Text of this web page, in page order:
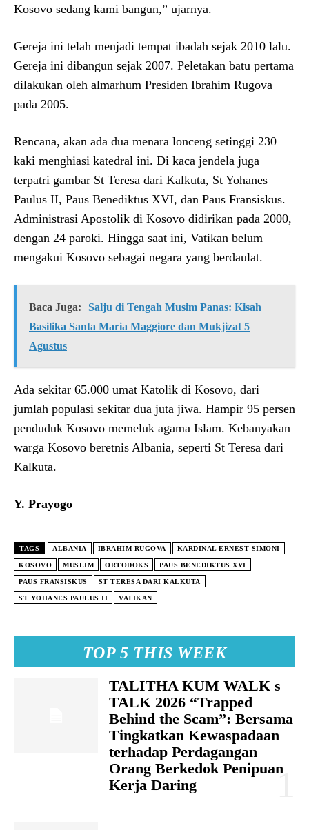
TOP 5 THIS WEEK
TALITHA KUM WALK s
TALK 2026 “Trapped
Behind the Scam”: Bersama
Tingkatkan Kewaspadaan
terhadap Perdagangan
Orang Berkedok Penipuan
Kerja Daring
Kosovo sedang kami bangun,” ujarnya.
Gereja ini telah menjadi tempat ibadah sejak 2010 lalu.
Gereja ini dibangun sejak 2007. Peletakan batu pertama
dilakukan oleh almarhum Presiden Ibrahim Rugova
pada 2005.
Rencana, akan ada dua menara lonceng setinggi 230
kaki menghiasi katedral ini. Di kaca jendela juga
terpatri gambar St Teresa dari Kalkuta, St Yohanes
Paulus II, Paus Benediktus XVI, dan Paus Fransiskus.
Administrasi Apostolik di Kosovo didirikan pada 2000,
dengan 24 paroki. Hingga saat ini, Vatikan belum
mengakui Kosovo sebagai negara yang berdaulat.
Baca Juga:
Salju di Tengah Musim Panas: Kisah
Basilika Santa Maria Maggiore dan Mukjizat 5
Agustus
Ada sekitar 65.000 umat Katolik di Kosovo, dari
jumlah populasi sekitar dua juta jiwa. Hampir 95 persen
penduduk Kosovo memeluk agama Islam. Kebanyakan
warga Kosovo beretnis Albania, seperti St Teresa dari
Kalkuta.
Y. Prayogo
TAGS ALBANIA IBRAHIM RUGOVA KARDINAL ERNEST SIMONI
KOSOVO MUSLIM ORTODOKS PAUS BENEDIKTUS XVI
PAUS FRANSISKUS ST TERESA DARI KALKUTA
ST YOHANES PAULUS II VATIKAN